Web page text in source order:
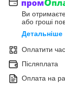
Ви
або гроші
Детальніше
Оплатити
Післяплата
Оплата на